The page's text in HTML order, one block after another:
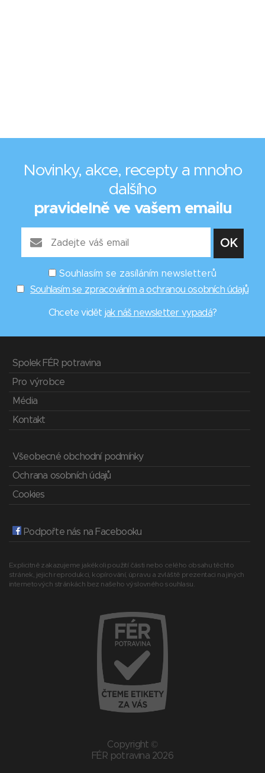
Novinky, akce, recepty a mnoho
dalšího
pravidelně ve vašem emailu
Souhlasím se zasíláním newsletterů
Souhlasím se zpracováním a ochranou osobních údajů
Chcete vidět jak náš newsletter vypadá?
Spolek FÉR potravina
Pro výrobce
Média
Kontakt
Všeobecné obchodní podmínky
Ochrana osobních údajů
Cookies
Podpořte nás na Facebooku
Explicitně zakazujeme jakékoli použití části nebo celého obsahu těchto
stránek, jejich reprodukci, kopírování, úpravu a zvláště prezentaci na jiných
internetových stránkách bez našeho výslovného souhlasu.
Copyright ©
FÉR potravina 2026